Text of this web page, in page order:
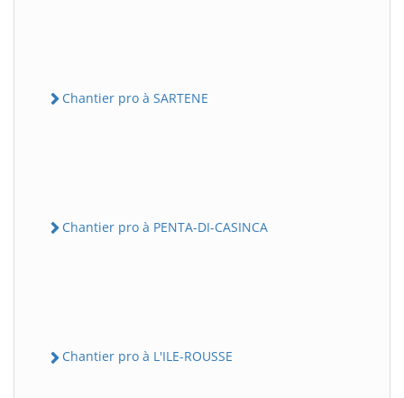
Chantier pro à SARTENE
Chantier pro à PENTA-DI-CASINCA
Chantier pro à L'ILE-ROUSSE